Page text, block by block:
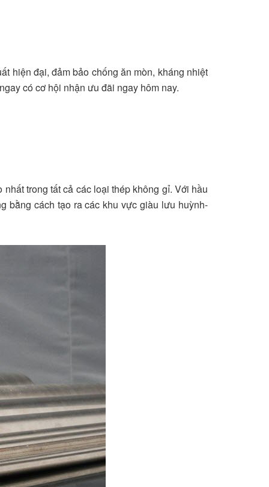
hiện đại, đảm bảo chống ăn mòn, kháng nhiệt
có cơ hội nhận ưu đãi ngay hôm nay.
trong tất cả các loại thép không gỉ. Với hầu
bằng cách tạo ra các khu vực giàu lưu huỳnh-